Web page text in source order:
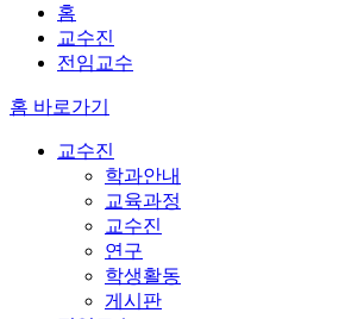
홈
교수진
전임교수
홈 바로가기
교수진
학과안내
교육과정
교수진
연구
학생활동
게시판